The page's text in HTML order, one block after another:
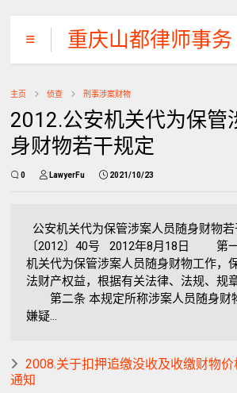
重庆山都律师事务
所
主页 侦查 刑事涉案财物
2012.公安机关代为保管
身财物若干规定
0 LawyerFu 2021/10/23
公安机关代为保管涉案人员随身财物
〔2012〕40号 2012年8月18日 第
机关代为保管涉案人员随身财物工作，
法财产权益，根据有关法律、法规、规
第二条 本规定所称涉案人员随身财
嫌疑...
2008.关于扣押追缴没收及收缴财物
通知